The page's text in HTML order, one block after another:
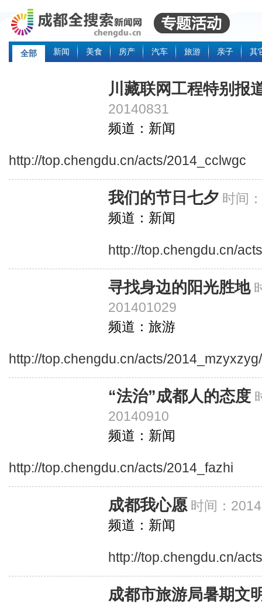
全部 新闻 美食 房产 汽车 旅游 亲子 其
川藏联网工程特别报
20140831
频道：新闻
http://top.chengdu.cn/acts/2014_cclwgc
我们的节日七夕 时间
频道：新闻
http://top.chengdu.cn/
寻找身边的阳光胜地
201401029
频道：旅游
http://top.chengdu.cn/acts/
“法治”成都人的态度
20140910
频道：新闻
http://top.chengdu.cn/acts/2014_fazhi
成都我心愿 时间：
频道：新闻
http://top.chengdu.cn/
成都市旅游局暑期文